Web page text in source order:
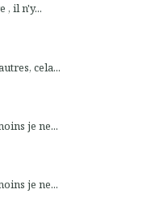
, il n'y...
cela...
je ne...
je ne...